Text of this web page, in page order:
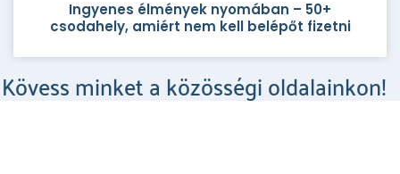
Ingyenes élmények nyomában – 50+
csodahely, amiért nem kell belépőt fizetni
Kövess minket a közösségi oldalainkon!